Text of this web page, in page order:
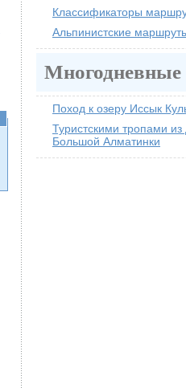
Классификаторы
Альпинистские
Поход к озеру Иссык
Туристскими тропами
Большой Алматинки